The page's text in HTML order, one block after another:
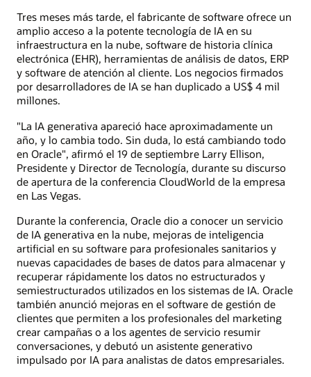
Tres meses más tarde, el fabricante de software ofrece un
amplio acceso a la potente tecnología de IA en su
infraestructura en la nube, software de historia clínica
electrónica (EHR), herramientas de análisis de datos, ERP
y software de atención al cliente. Los negocios firmados
por desarrolladores de IA se han duplicado a US$ 4 mil
millones.
"La IA generativa apareció hace aproximadamente un
año, y lo cambia todo. Sin duda, lo está cambiando todo
en Oracle", afirmó el 19 de septiembre Larry Ellison,
Presidente y Director de Tecnología, durante su discurso
de apertura de la conferencia CloudWorld de la empresa
en Las Vegas.
Durante la conferencia, Oracle dio a conocer un servicio
de IA generativa en la nube, mejoras de inteligencia
artificial en su software para profesionales sanitarios y
nuevas capacidades de bases de datos para almacenar y
recuperar rápidamente los datos no estructurados y
semiestructurados utilizados en los sistemas de IA. Oracle
también anunció mejoras en el software de gestión de
clientes que permiten a los profesionales del marketing
crear campañas o a los agentes de servicio resumir
conversaciones, y debutó un asistente generativo
impulsado por IA para analistas de datos empresariales.